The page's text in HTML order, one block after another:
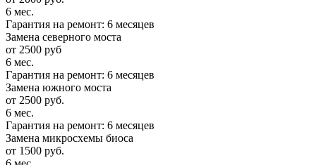
6 мес.
Гарантия на ремонт: 6 месяцев
Замена северного моста
от 2500 руб
6 мес.
Гарантия на ремонт: 6 месяцев
Замена южного моста
от 2500 руб.
6 мес.
Гарантия на ремонт: 6 месяцев
Замена микросхемы биоса
от 1500 руб.